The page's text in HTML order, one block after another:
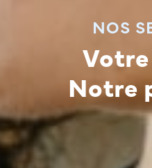
NOS
Votre
Notre